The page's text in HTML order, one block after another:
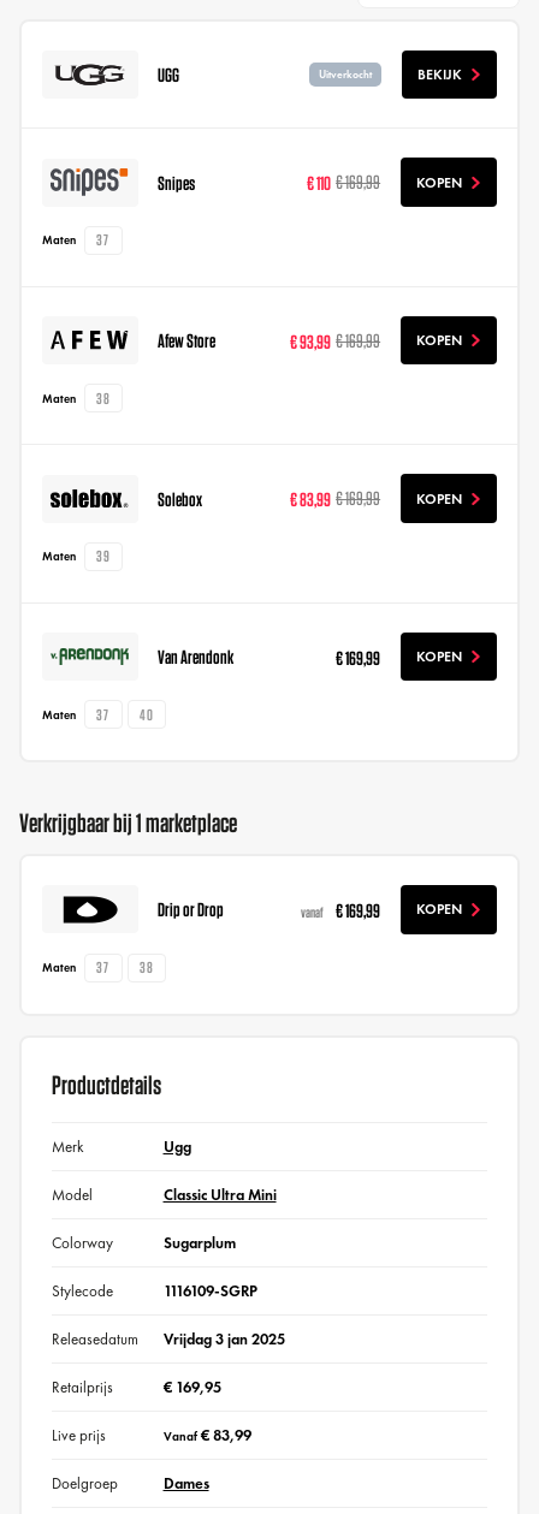
UGG Uitverkocht BEKIJK
Snipes € 110 € 169,99 KOPEN
Maten 37
Afew Store € 93,99 € 169,99 KOPEN
Maten 38
Solebox € 83,99 € 169,99 KOPEN
Maten 39
Van Arendonk € 169,99 KOPEN
Maten 37 40
Verkrijgbaar bij 1 marketplace
Drip or Drop vanaf € 169,99 KOPEN
Maten 37 38
Productdetails
Merk Ugg
Model Classic Ultra Mini
Colorway Sugarplum
Stylecode 1116109-SGRP
Releasedatum Vrijdag 3 jan 2025
Retailprijs € 169,95
Live prijs Vanaf€ 83,99
Doelgroep Dames